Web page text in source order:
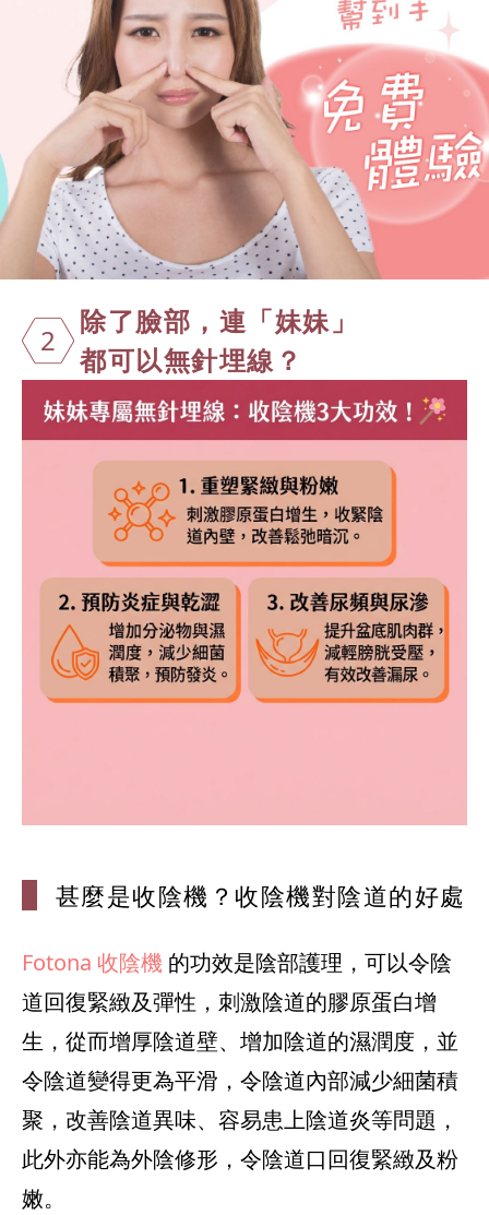
2
除了臉部，連 「妹妹」
都可以無針埋線？
甚麼是收陰機 ？收陰機對陰道的好處
Fotona 收陰機 的功效是陰部護理，可以令陰
道回復緊緻及彈性，刺激陰道的膠原蛋白增
生，從而增厚陰道壁、增加陰道的濕潤度，並
令陰道變得更為平滑，令陰道內部減少細菌積
聚，改善陰道異味、容易患上陰道炎等問題，
此外亦能為外陰修形，令陰道口回復緊緻及粉
嫩。